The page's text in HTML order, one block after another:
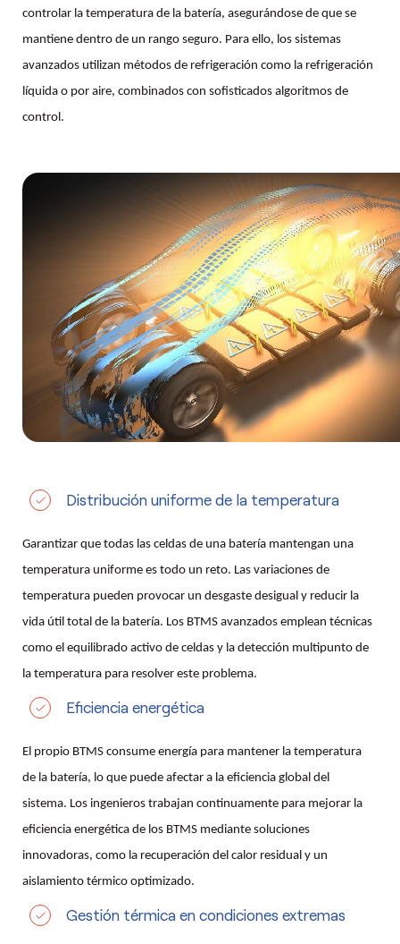
controlar la temperatura de la batería, asegurándose de que se
mantiene dentro de un rango seguro. Para ello, los sistemas
avanzados utilizan métodos de refrigeración como la refrigeración
líquida o por aire, combinados con sofisticados algoritmos de
control.
Distribución uniforme de la temperatura
Garantizar que todas las celdas de una batería mantengan una
temperatura uniforme es todo un reto. Las variaciones de
temperatura pueden provocar un desgaste desigual y reducir la
vida útil total de la batería. Los BTMS avanzados emplean técnicas
como el equilibrado activo de celdas y la detección multipunto de
la temperatura para resolver este problema.
Eficiencia energética
El propio BTMS consume energía para mantener la temperatura
de la batería, lo que puede afectar a la eficiencia global del
sistema. Los ingenieros trabajan continuamente para mejorar la
eficiencia energética de los BTMS mediante soluciones
innovadoras, como la recuperación del calor residual y un
aislamiento térmico optimizado.
Gestión térmica en condiciones extremas